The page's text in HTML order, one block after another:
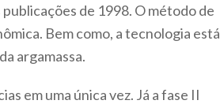
de 1998. O método de
Bem como, a tecnologia está
argamassa.
em uma única vez. Já a fase II